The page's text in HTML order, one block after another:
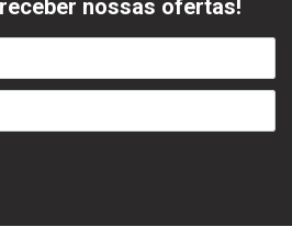
nossas ofertas!